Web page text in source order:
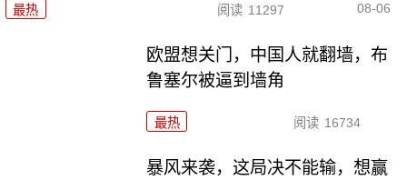
最热 阅读 11297 08-06
欧盟想关门，中国人就翻墙，布
鲁塞尔被逼到墙角
最热 阅读 16734
暴风来袭，这局决不能输，想赢